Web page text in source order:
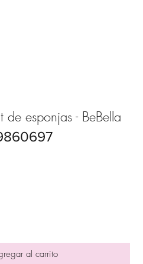
de esponjas - BeBella
al carrito